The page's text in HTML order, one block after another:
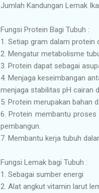
Jumlah Kandungan Lemak
Fungsi Protein Bagi Tubuh :
1. Setiap gram dalam protein
2. Mengatur metabolisme
3. Protein dapat sebagai
4. Menjaga keseimbangan
menjaga stabilitas pH cairan
5. Protein merupakan bahan
6. Protein membantu
pembangun.
7. Membantu kerja tubuh
Fungsi Lemak bagi Tubuh :
1. Sebagai sumber energi
2. Alat angkut vitamin larut